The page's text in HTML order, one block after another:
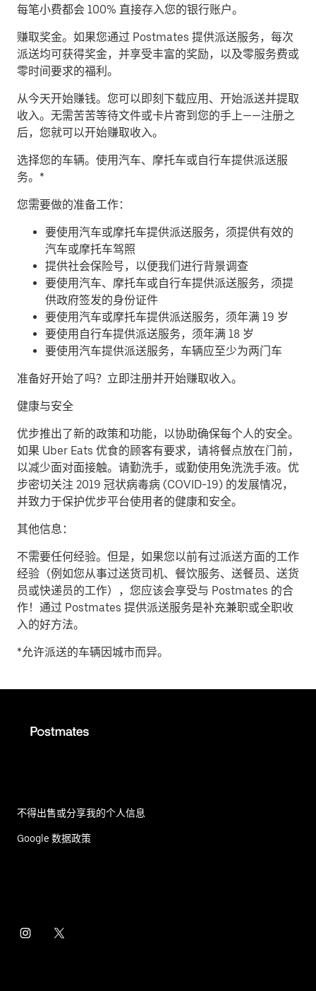
每笔小费都会 100% 直接存入您的银行账户。
赚取奖金。 如果您通过 Postmates 提供派送服务，每次
派送均可获得奖金，并享受丰富的奖励，以及零服务费或
零时间要求的福利。
从今天开始赚钱。 您可以即刻下载应用、开始派送并提取
收入。无需苦苦等待文件或卡片寄到您的手上——注册之
后，您就可以开始赚取收入。
​选择您的车辆。使用汽车、摩托车或自行车提供派送服
务。*
您需要做的准备工作：
要使用汽车或摩托车提供派送服务，须提供有效的
汽车或摩托车驾照
提供社会保险号，以便我们进行背景调查
要使用汽车、摩托车或自行车提供派送服务，须提
供政府签发的身份证件
要使用汽车或摩托车提供派送服务，须年满 19 岁
要使用自行车提供派送服务，须年满 18 岁
要使用汽车提供派送服务，车辆应至少为两门车
准备好开始了吗？立即注册并开始赚取收入。
健康与安全
优步推出了新的政策和功能，以协助确保每个人的安全。
如果 Uber Eats 优食的顾客有要求，请将餐点放在门前，
以减少面对面接触。请勤洗手，或勤使用免洗洗手液。优
步密切关注 2019 冠状病毒病 (COVID-19) 的发展情况，
并致力于保护优步平台使用者的健康和安全。
其他信息：
不需要任何经验。但是，如果您以前有过派送方面的工作
经验（例如您从事过送货司机、餐饮服务、送餐员、送货
员或快递员的工作），您应该会享受与 Postmates 的合
作！通过 Postmates 提供派送服务是补充兼职或全职收
入的好方法。
*允许派送的车辆因城市而异。
不得出售或分享我的个人信息
Google 数据政策